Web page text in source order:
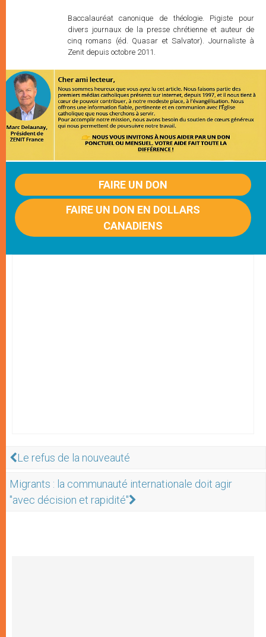
Baccalauréat canonique de théologie. Pigiste pour
divers journaux de la presse chrétienne et auteur de
cinq romans (éd. Quasar et Salvator). Journaliste à
Zenit depuis octobre 2011.
FAIRE UN DON
FAIRE UN DON EN DOLLARS
CANADIENS
Le refus de la nouveauté
Migrants : la communauté internationale doit agir
"avec décision et rapidité"